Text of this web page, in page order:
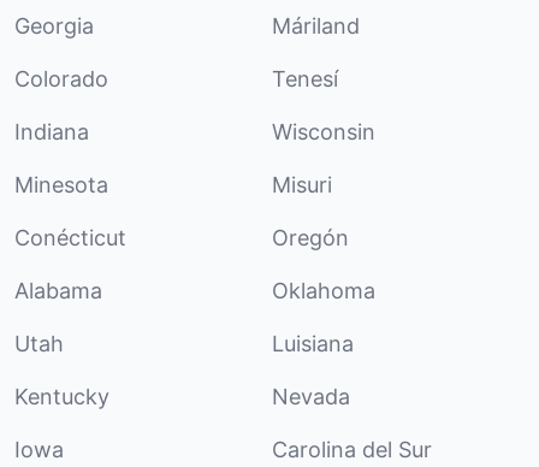
Georgia Máriland
Colorado Tenesí
Indiana Wisconsin
Minesota Misuri
Conécticut Oregón
Alabama Oklahoma
Utah Luisiana
Kentucky Nevada
Iowa Carolina del Sur